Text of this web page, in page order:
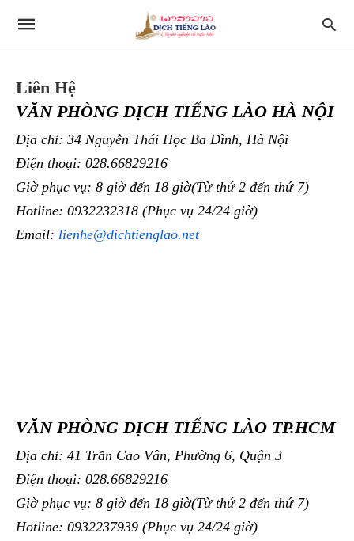
Liên Hệ
VĂN PHÒNG DỊCH TIẾNG LÀO HÀ NỘI
Địa chỉ: 34 Nguyễn Thái Học Ba Đình, Hà Nội
Điện thoại: 028.66829216
Giờ phục vụ: 8 giờ đến 18 giờ(Từ thứ 2 đến thứ 7)
Hotline: 0932232318 (Phục vụ 24/24 giờ)
Email: lienhe@dichtienglao.net
VĂN PHÒNG DỊCH TIẾNG LÀO TP.HCM
Địa chỉ: 41 Trần Cao Vân, Phường 6, Quận 3
Điện thoại: 028.66829216
Giờ phục vụ: 8 giờ đến 18 giờ(Từ thứ 2 đến thứ 7)
Hotline: 0932237939 (Phục vụ 24/24 giờ)